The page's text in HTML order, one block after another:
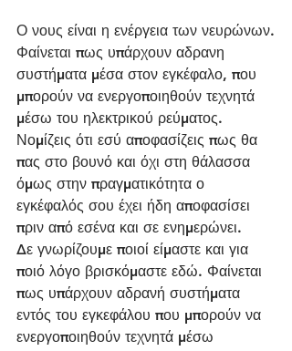
Ο νους είναι η ενέργεια των νευρώνων.
Φαίνεται πως υπάρχουν αδρανη
συστήματα μέσα στον εγκέφαλο, που
μπορούν να ενεργοποιηθούν τεχνητά
μέσω του ηλεκτρικού ρεύματος.
Νομίζεις ότι εσύ αποφασίζεις πως θα
πας στο βουνό και όχι στη θάλασσα
όμως στην πραγματικότητα ο
εγκέφαλός σου έχει ήδη αποφασίσει
πριν από εσένα και σε ενημερώνει.
Δε γνωρίζουμε ποιοί είμαστε και για
ποιό λόγο βρισκόμαστε εδώ. Φαίνεται
πως υπάρχουν αδρανή συστήματα
εντός του εγκεφάλου που μπορούν να
ενεργοποιηθούν τεχνητά μέσω